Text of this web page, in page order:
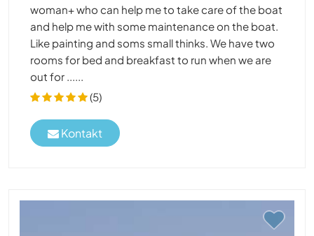
woman+ who can help me to take care of the boat
and help me with some maintenance on the boat.
Like painting and soms small thinks. We have two
rooms for bed and breakfast to run when we are
out for ......
(5)
Kontakt